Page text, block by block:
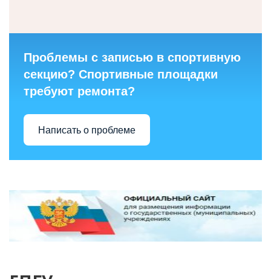
Проблемы с записью в спортивную
секцию? Спортивные площадки
требуют ремонта?
Написать о проблеме